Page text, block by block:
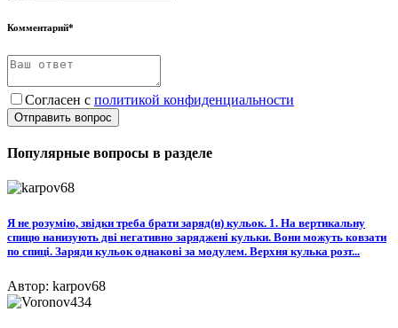
Комментарий*
Согласен с политикой конфиденциальности
Отправить вопрос
Популярные вопросы в разделе
Я не розумію, звідки треба брати заряд(и) кульок. 1. На вертикальну
спицю нанизують дві негативно заряджені кульки. Вони можуть ковзати
по спиці. Заряди кульок однакові за модулем. Верхня кулька розт...
Автор: karpov68